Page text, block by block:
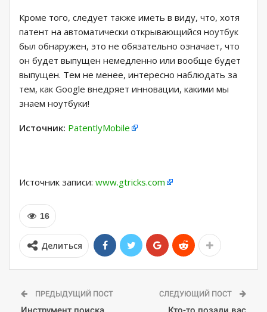
Кроме того, следует также иметь в виду, что, хотя
патент на автоматически открывающийся ноутбук
был обнаружен, это не обязательно означает, что
он будет выпущен немедленно или вообще будет
выпущен. Тем не менее, интересно наблюдать за
тем, как Google внедряет инновации, какими мы
знаем ноутбуки!
Источник: PatentlyMobile
Источник записи: www.gtricks.com
16
Делиться
ПРЕДЫДУЩИЙ ПОСТ СЛЕДУЮЩИЙ ПОСТ